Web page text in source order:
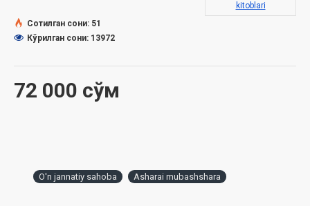
Ўзбекистон Республикаси Вазирлар Маҳкамаси
ҳузуридаги Дин ишлари бўйича қўмитанинг
72 000 сўм
kitoblari
Сотилган сони: 51
Кўрилган сони: 13972
O'n jannatiy sahoba Asharai mubashshara